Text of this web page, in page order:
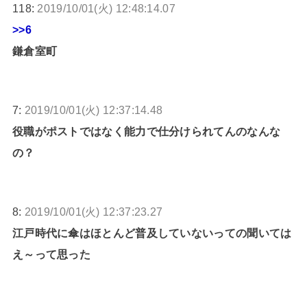
118: 2019/10/01(火) 12:48:14.07
>>6
鎌倉室町
7: 2019/10/01(火) 12:37:14.48
役職がポストではなく能力で仕分けられてんのなんな
の？
8: 2019/10/01(火) 12:37:23.27
江戸時代に傘はほとんど普及していないっての聞いては
え～って思った